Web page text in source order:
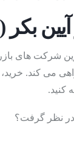
آفتابی
بکر(KMB Trade)
شرکت های
می کند.
کنید.
در نظر گرفت؟